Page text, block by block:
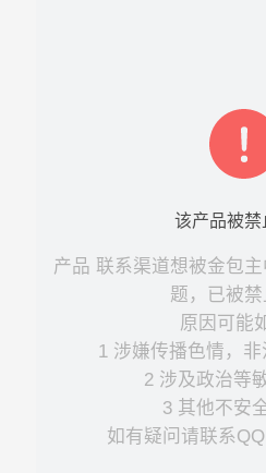
该产品被禁
产品 联系渠道想被金包
题，已被禁
原因可能
1 涉嫌传播色情，非
2 涉及政治等
3 其他不安
如有疑问请联系